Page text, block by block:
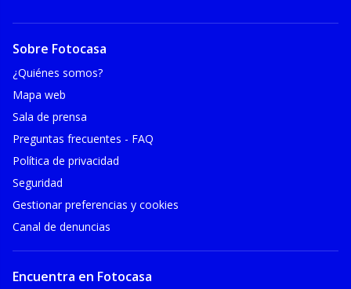
Sobre Fotocasa
¿Quiénes somos?
Mapa web
Sala de prensa
Preguntas frecuentes - FAQ
Política de privacidad
Seguridad
Gestionar preferencias y cookies
Canal de denuncias
Encuentra en Fotocasa